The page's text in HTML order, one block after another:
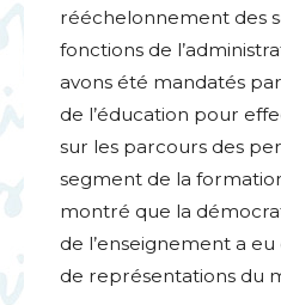
rééchelonnement des
fonctions de
avons été mandatés
de l’éducation pour
sur les parcours des
segment de la
montré que la
de l’enseignement a
de représentations du